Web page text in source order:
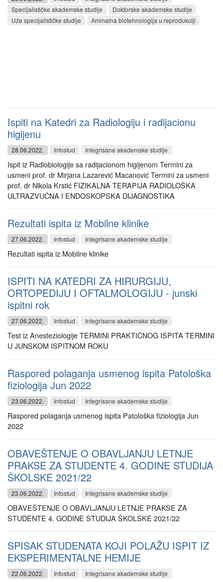
Specijalističke akademske studije
Doktorske akademske studije
Uže specijalističke studije
Animalna biotehnologija u reprodukciji
Ispiti na Katedri za Radiologiju i radijacionu
higijenu
28.06.2022. Infostud Integrisane akademske studije
Ispit iz Radiobiologije sa radijacionom higijenom Termini za
usmeni prof. dr Mirjana Lazarević Macanović Termini za usmeni
prof. dr Nikola Krstić FIZIKALNA TERAPIJA RADIOLOŠKA
ULTRAZVUČNA I ENDOSKOPSKA DIJAGNOSTIKA
Rezultati ispita iz Mobilne klinike
27.06.2022. Infostud Integrisane akademske studije
Rezultati ispita iz Mobilne klinike
ISPITI NA KATEDRI ZA HIRURGIJU,
ORTOPEDIJU I OFTALMOLOGIJU - junski
ispitni rok
27.06.2022. Infostud Integrisane akademske studije
Test iz Anesteziologije TERMINI PRAKTIČNOG ISPITA TERMINI
U JUNSKOM ISPITNOM ROKU
Raspored polaganja usmenog ispita Patološka
fiziologija Jun 2022
23.06.2022. Infostud Integrisane akademske studije
Raspored polaganja usmenog ispita Patološka fiziologija Jun
2022
OBAVEŠTENJE O OBAVLJANJU LETNJE
PRAKSE ZA STUDENTE 4. GODINE STUDIJA
ŠKOLSKE 2021/22
23.06.2022. Infostud Integrisane akademske studije
OBAVEŠTENJE O OBAVLJANJU LETNJE PRAKSE ZA
STUDENTE 4. GODINE STUDIJA ŠKOLSKE 2021/22
SPISAK STUDENATA KOJI POLAŽU ISPIT IZ
EKSPERIMENTALNE HEMIJE
22.06.2022. Infostud Integrisane akademske studije